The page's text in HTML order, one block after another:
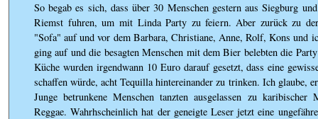
So begab es sich, dass über 30 Menschen gestern aus Siegburg
Riemst fuhren, um mit Linda Party zu feiern. Aber zurück zu
"Sofa" auf und vor dem Barbara, Christiane, Anne, Rolf, Kons und
ging auf und die besagten Menschen mit dem Bier belebten die
Küche wurden irgendwann 10 Euro darauf gesetzt, dass eine
schaffen würde, acht Tequilla hintereinander zu trinken. Ich glaube,
Junge betrunkene Menschen tanzten ausgelassen zu karibischer
Reggae. Wahrhscheinlich hat der geneigte Leser jetzt eine